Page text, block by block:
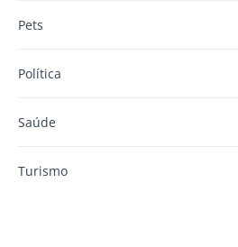
Pets
Política
Saúde
Turismo